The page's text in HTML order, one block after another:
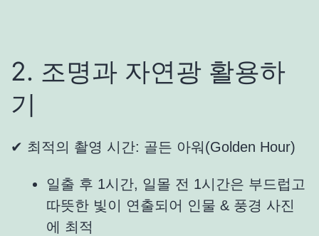
2. 조명과 자연광 활용하
기
✔ 최적의 촬영 시간: 골든 아워(Golden Hour)
일출 후 1시간, 일몰 전 1시간은 부드럽고
따뜻한 빛이 연출되어 인물 & 풍경 사진
에 최적